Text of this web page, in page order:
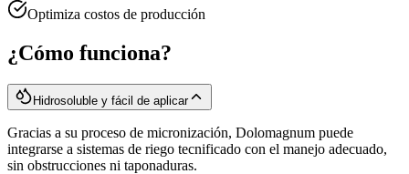
Optimiza costos de producción
¿Cómo funciona?
Hidrosoluble y fácil de aplicar
Gracias a su proceso de micronización, Dolomagnum puede
integrarse a sistemas de riego tecnificado con el manejo adecuado,
sin obstrucciones ni taponaduras.